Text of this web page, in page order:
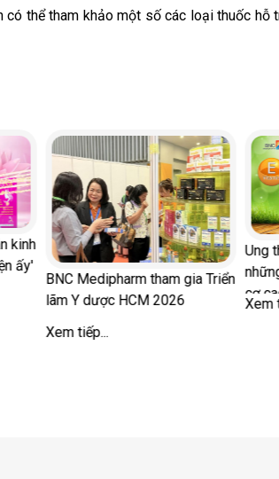
thể tham khảo một số các loại thuốc
BNC Medipharm tham gia Triển
lãm Y dược HCM 2026
Xem tiếp...
Ung
những
cơ cao
Xem